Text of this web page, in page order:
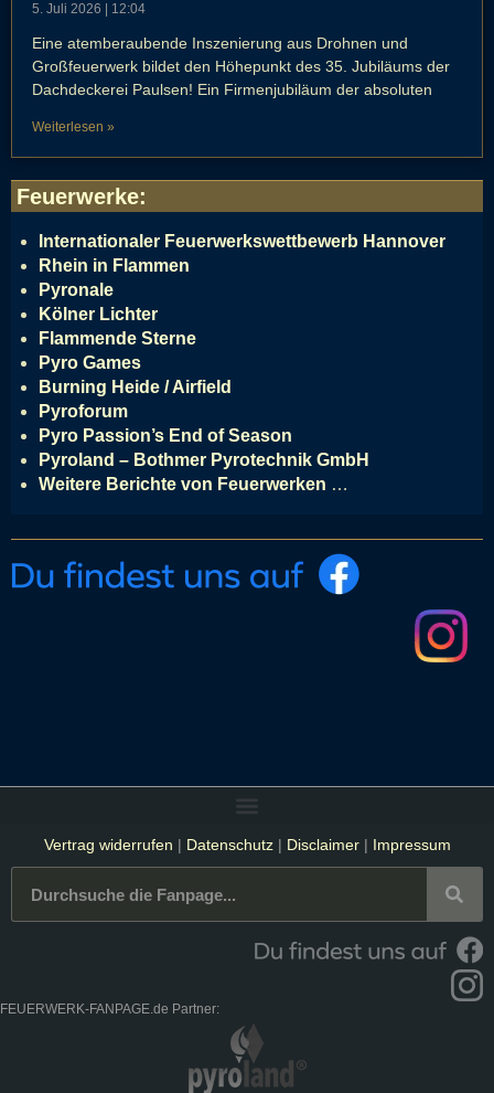
5. Juli 2026 12:04
Eine atemberaubende Inszenierung aus Drohnen und
Großfeuerwerk bildet den Höhepunkt des 35. Jubiläums der
Dachdeckerei Paulsen! Ein Firmenjubiläum der absoluten
Weiterlesen »
Feuerwerke:
Internationaler Feuerwerkswettbewerb Hannover
Rhein in Flammen
Pyronale
Kölner Lichter
Flammende Sterne
Pyro Games
Burning Heide / Airfield
Pyroforum
Pyro Passion’s End of Season
Pyroland – Bothmer Pyrotechnik GmbH
Weitere Berichte von Feuerwerken …
Vertrag widerrufen | Datenschutz| Disclaimer| Impressum
FEUERWERK-FANPAGE.de Partner: